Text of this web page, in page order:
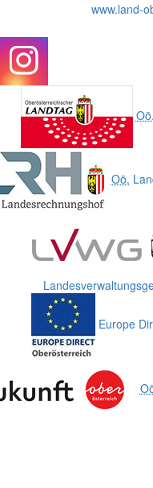
www.land-
Oö.
Oö.
Europe